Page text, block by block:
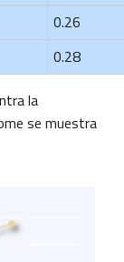
0.26
0.28
la
se muestra